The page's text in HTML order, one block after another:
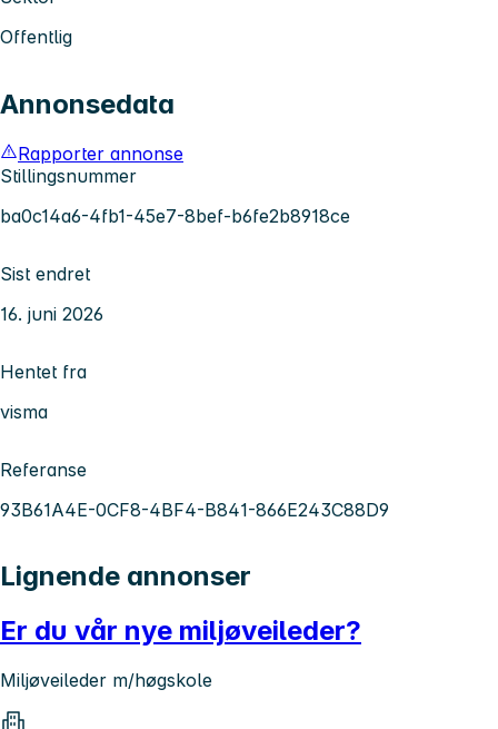
Offentlig
Annonsedata
Rapporter annonse
Stillingsnummer
ba0c14a6-4fb1-45e7-8bef-b6fe2b8918ce
Sist endret
16. juni 2026
Hentet fra
visma
Referanse
93B61A4E-0CF8-4BF4-B841-866E243C88D9
Lignende annonser
Er du vår nye miljøveileder?
Miljøveileder m/høgskole